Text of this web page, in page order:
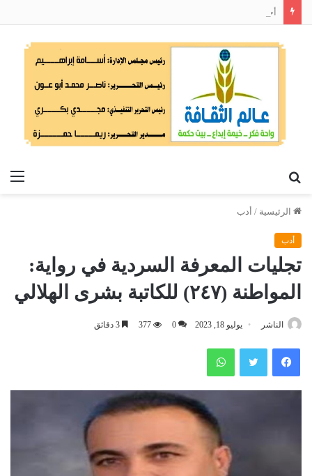
الرئيسية / أدب
أدب
تجليات المعرفة السردية في رواية:
المواطنة (٢٤٧) للكاتبة بشرى الهلالي
الناشر يوليو 18, 2023 0
377
فيسبوك تويتر واتساب